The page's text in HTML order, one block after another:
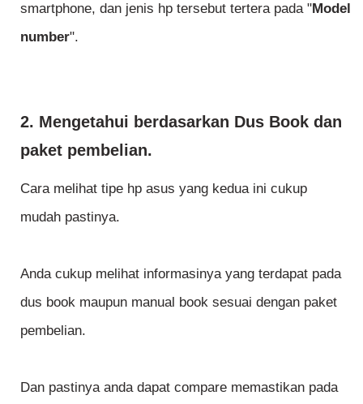
smartphone, dan jenis hp tersebut tertera pada "Model
number".
2. Mengetahui berdasarkan Dus Book dan
paket pembelian.
Cara melihat tipe hp asus yang kedua ini cukup
mudah pastinya.
Anda cukup melihat informasinya yang terdapat pada
dus book maupun manual book sesuai dengan paket
pembelian.
Dan pastinya anda dapat compare memastikan pada